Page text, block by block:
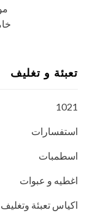
تعبئة و تغليف
1021
استفسارات
اسطمبات
اغطيه و عبوات
اكياس تعبئة وتغليف